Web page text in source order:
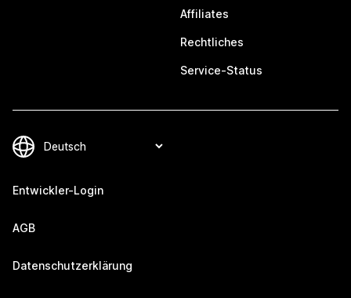
Affiliates
Rechtliches
Service-Status
Entwickler-Login
AGB
Datenschutzerklärung